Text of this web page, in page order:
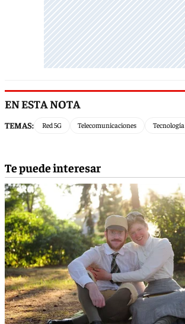
EN ESTA NOTA
TEMAS: Red 5G Telecomunicaciones Tecnología